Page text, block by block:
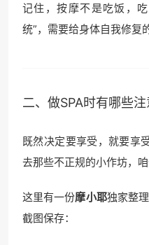
记住，按摩不是吃饭，
统”，需要给身体自我修复
二、做SPA时有哪些注
既然决定要享受，就要享
去那些不正规的小作坊，
这里有一份摩小耶独家整
截图保存：